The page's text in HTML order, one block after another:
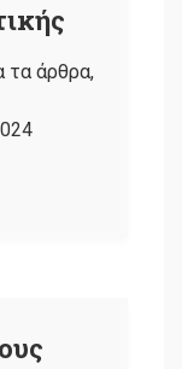
τα άρθρα,